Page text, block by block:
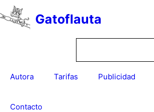
Saltar
al
contenido
Gatoflauta
Autora Tarifas Publicidad
Contacto